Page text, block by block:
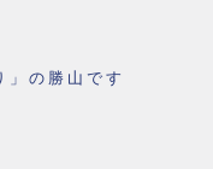
」の勝山です